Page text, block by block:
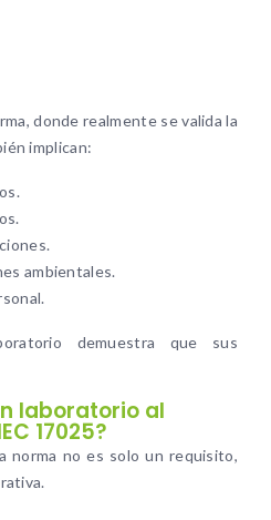
donde realmente se valida la
implican:
ambientales.
demuestra que sus
laboratorio al
17025?
norma no es solo un requisito,